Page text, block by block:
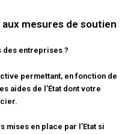
mesures de soutien
des entreprises ?
permettant, en fonction de
aides de l’État dont votre
en place par l’Etat si